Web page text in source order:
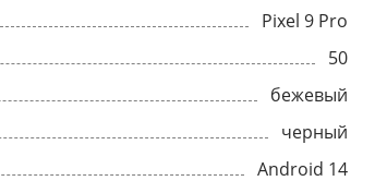
Pixel 9 Pro
50
бежевый
черный
Android 14